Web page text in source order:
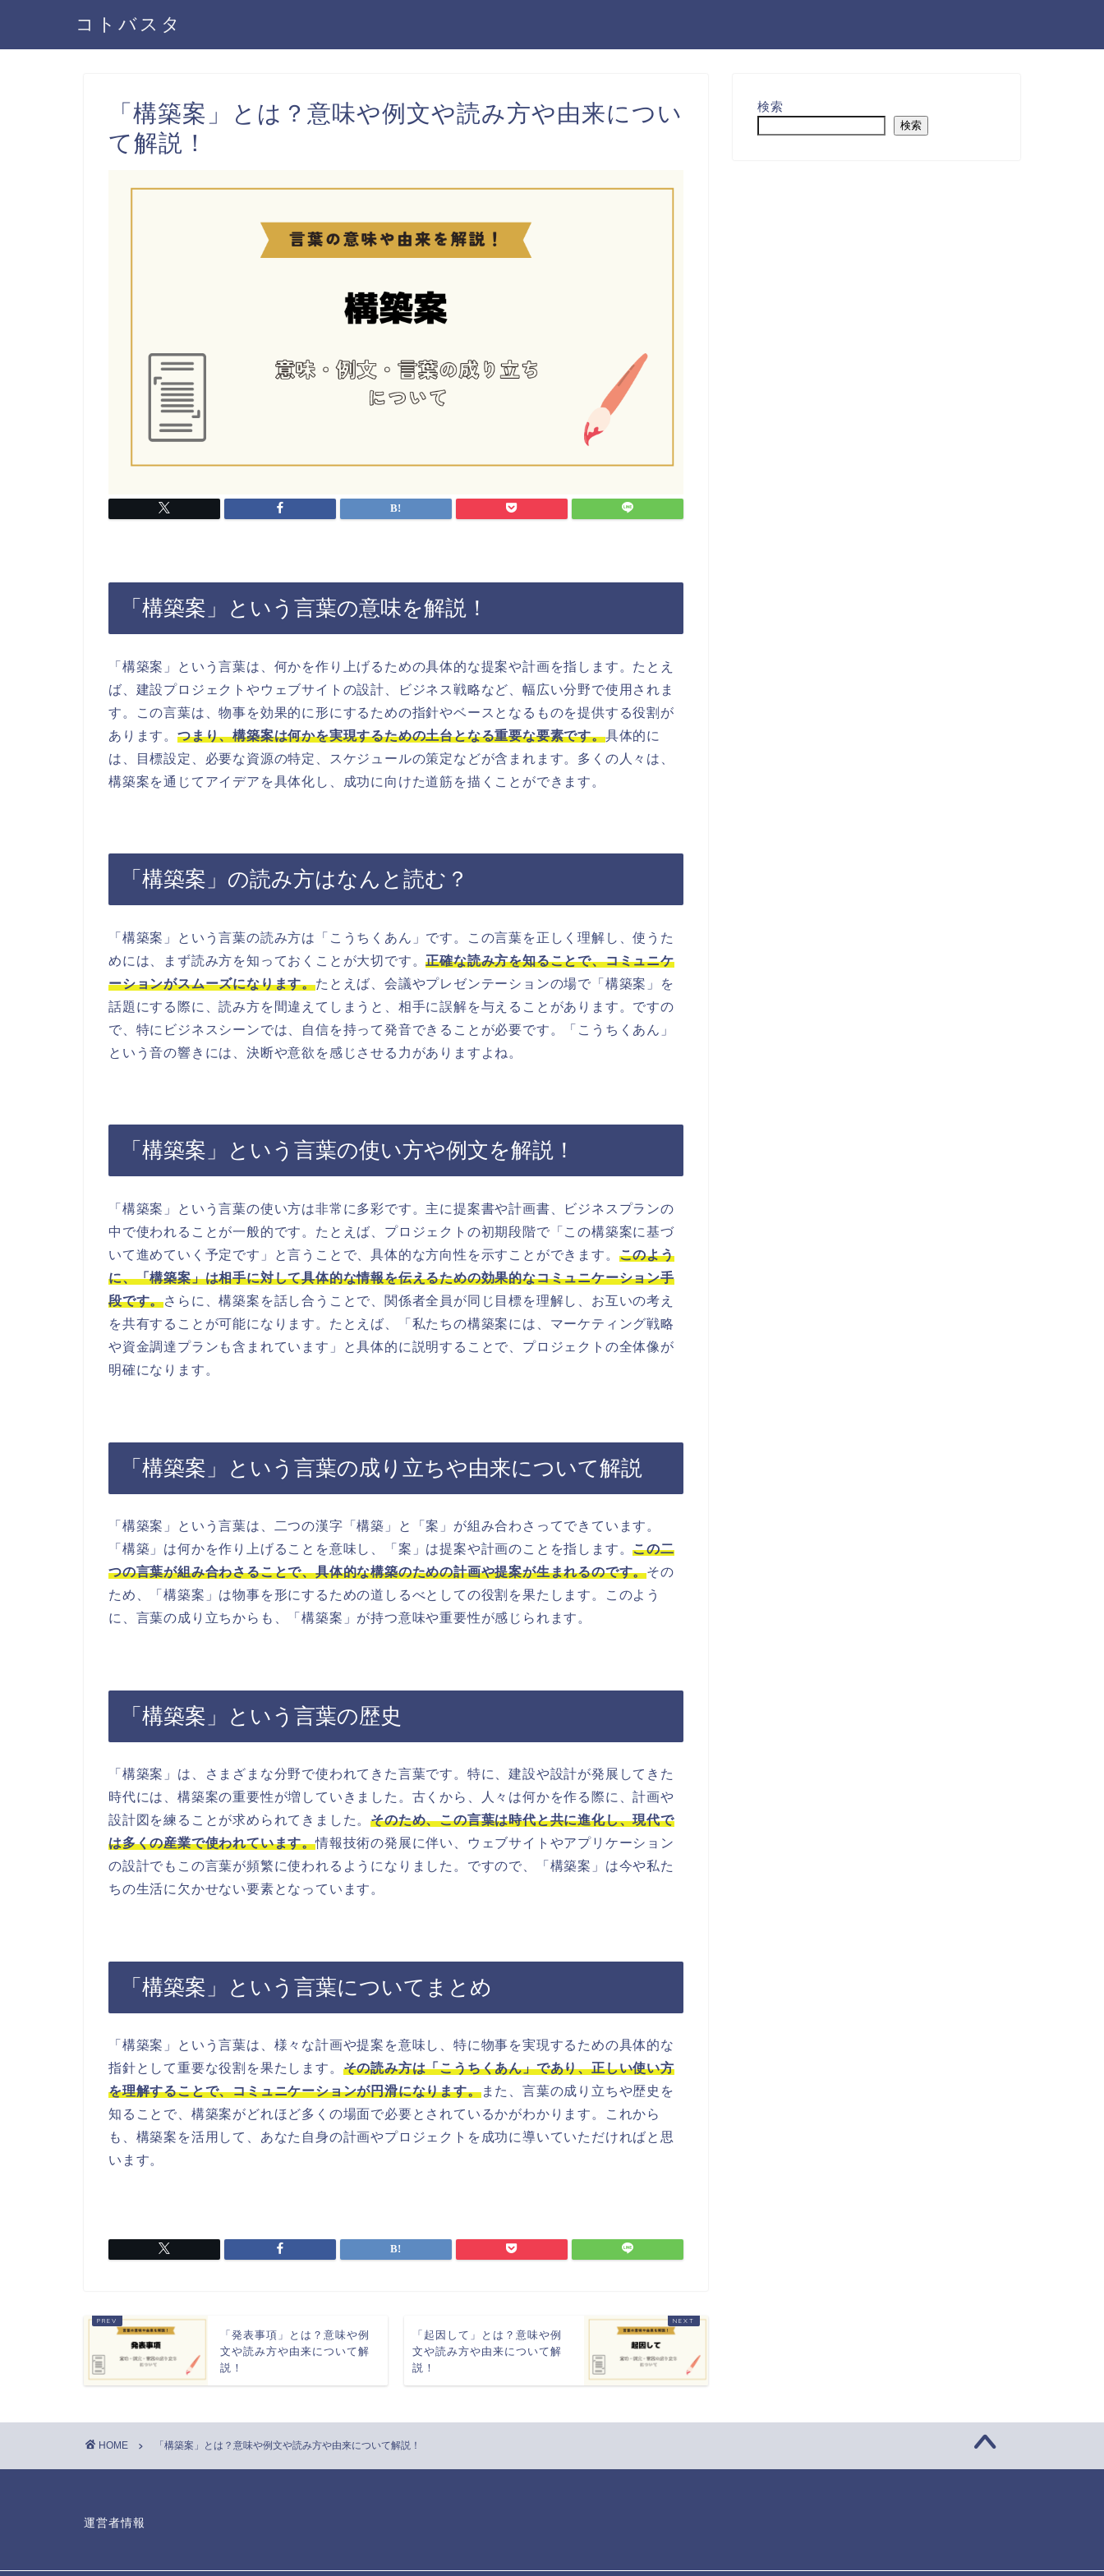
コトバスタ
「構築案」とは？意味や例文や読み方や由来につい
て解説！
「構築案」という言葉の意味を解説！
「構築案」という言葉は、何かを作り上げるための具体的な提案や計画を指します。たとえ
ば、建設プロジェクトやウェブサイトの設計、ビジネス戦略など、幅広い分野で使用されま
す。この言葉は、物事を効果的に形にするための指針やベースとなるものを提供する役割が
あります。 つまり、構築案は何かを実現するための土台となる重要な要素です。具体的に
は、目標設定、必要な資源の特定、スケジュールの策定などが含まれます。多くの人々は、
構築案を通じてアイデアを具体化し、成功に向けた道筋を描くことができます。
「構築案」の読み方はなんと読む？
「構築案」という言葉の読み方は「こうちくあん」です。この言葉を正しく理解し、使うた
めには、まず読み方を知っておくことが大切です。正確な読み方を知ることで、コミュニケ
ーションがスムーズになります。たとえば、会議やプレゼンテーションの場で「構築案」を
話題にする際に、読み方を間違えてしまうと、相手に誤解を与えることがあります。ですの
で、特にビジネスシーンでは、自信を持って発音できることが必要です。「こうちくあん」
という音の響きには、決断や意欲を感じさせる力がありますよね。
「構築案」という言葉の使い方や例文を解説！
「構築案」という言葉の使い方は非常に多彩です。主に提案書や計画書、ビジネスプランの
中で使われることが一般的です。たとえば、プロジェクトの初期段階で「この構築案に基づ
いて進めていく予定です」と言うことで、具体的な方向性を示すことができます。 このよう
に、「構築案」は相手に対して具体的な情報を伝えるための効果的なコミュニケーション手
段です。さらに、構築案を話し合うことで、関係者全員が同じ目標を理解し、お互いの考え
を共有することが可能になります。たとえば、「私たちの構築案には、マーケティング戦略
や資金調達プランも含まれています」と具体的に説明することで、プロジェクトの全体像が
明確になります。
「構築案」という言葉の成り立ちや由来について解説
「構築案」という言葉は、二つの漢字「構築」と「案」が組み合わさってできています。
「構築」は何かを作り上げることを意味し、「案」は提案や計画のことを指します。この二
つの言葉が組み合わさることで、具体的な構築のための計画や提案が生まれるのです。その
ため、「構築案」は物事を形にするための道しるべとしての役割を果たします。このよう
に、言葉の成り立ちからも、「構築案」が持つ意味や重要性が感じられます。
「構築案」という言葉の歴史
「構築案」は、さまざまな分野で使われてきた言葉です。特に、建設や設計が発展してきた
時代には、構築案の重要性が増していきました。古くから、人々は何かを作る際に、計画や
設計図を練ることが求められてきました。そのため、この言葉は時代と共に進化し、現代で
は多くの産業で使われています。情報技術の発展に伴い、ウェブサイトやアプリケーション
の設計でもこの言葉が頻繁に使われるようになりました。ですので、「構築案」は今や私た
ちの生活に欠かせない要素となっています。
「構築案」という言葉についてまとめ
「構築案」という言葉は、様々な計画や提案を意味し、特に物事を実現するための具体的な
指針として重要な役割を果たします。 その読み方は「こうちくあん」であり、正しい使い方
を理解することで、コミュニケーションが円滑になります。また、言葉の成り立ちや歴史を
知ることで、構築案がどれほど多くの場面で必要とされているかがわかります。これから
も、構築案を活用して、あなた自身の計画やプロジェクトを成功に導いていただければと思
います。
「発表事項」とは？意味や例
文や読み方や由来について解
説！
「起因して」とは？意味や例
文や読み方や由来について解
説！
検索
検索
HOME 「構築案」とは？意味や例文や読み方や由来について解説！
運営者情報